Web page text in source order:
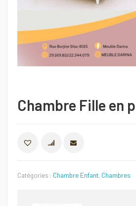
Chambre Fille en
COMPARER
Catégories : Chambre Enfant, Chambres